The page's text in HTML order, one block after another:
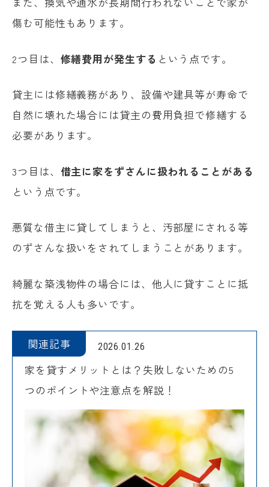
傷む可能性もあります。
2つ目は、 修繕費用が発生する という点です。
貸主には修繕義務があり、設備や建具等が寿命で
自然に壊れた場合には貸主の費用負担で修繕する
必要があります。
3つ目は、 借主に家をずさんに扱われることがある
という点です。
悪質な借主に貸してしまうと、汚部屋にされる等
のずさんな扱いをされてしまうことがあります。
綺麗な築浅物件の場合には、他人に貸すことに抵
抗を覚える人も多いです。
関連記事 2026.01.26
家を貸すメリットとは？失敗しないための5
つのポイントや注意点を解説！